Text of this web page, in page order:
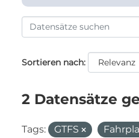
Sortieren nach
2 Datensätze
Tags: GTFS